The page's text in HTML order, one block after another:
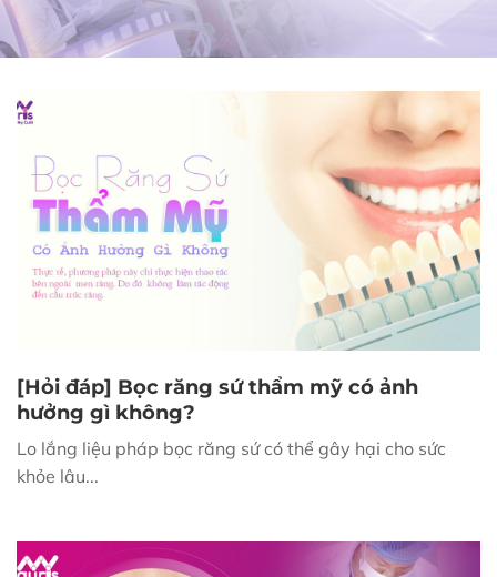
[Hỏi đáp] Bọc răng sứ thẩm mỹ có ảnh
hưởng gì không?
Lo lắng liệu pháp bọc răng sứ có thể gây hại cho sức
khỏe lâu...